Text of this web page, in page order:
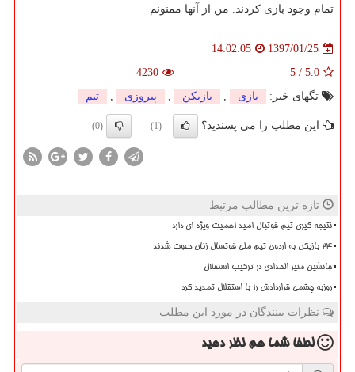
تمام وجود بازی كردند. من از آنها ممنونم
1397/01/25
14:02:05
5.0
/
5
4230
تگهای خبر:
بازی , بازیكن , پیروزی , تیم
این مطلب را می پسندید؟ (1)
(0)
تازه ترین مطالب مرتبط
نتیجه گیری تیم فوتبال امید اهمیت ویژه ای دارد
۲۴ بازیکن به اردوی تیم ملی فوتسال زنان دعوت شدند
جانشین منیر الحدادی در ترکیب استقلال
روزبه چشمی قراردادش را با استقلال تمدید کرد
نظرات بینندگان در مورد این مطلب
لطفا شما همنظر دهید